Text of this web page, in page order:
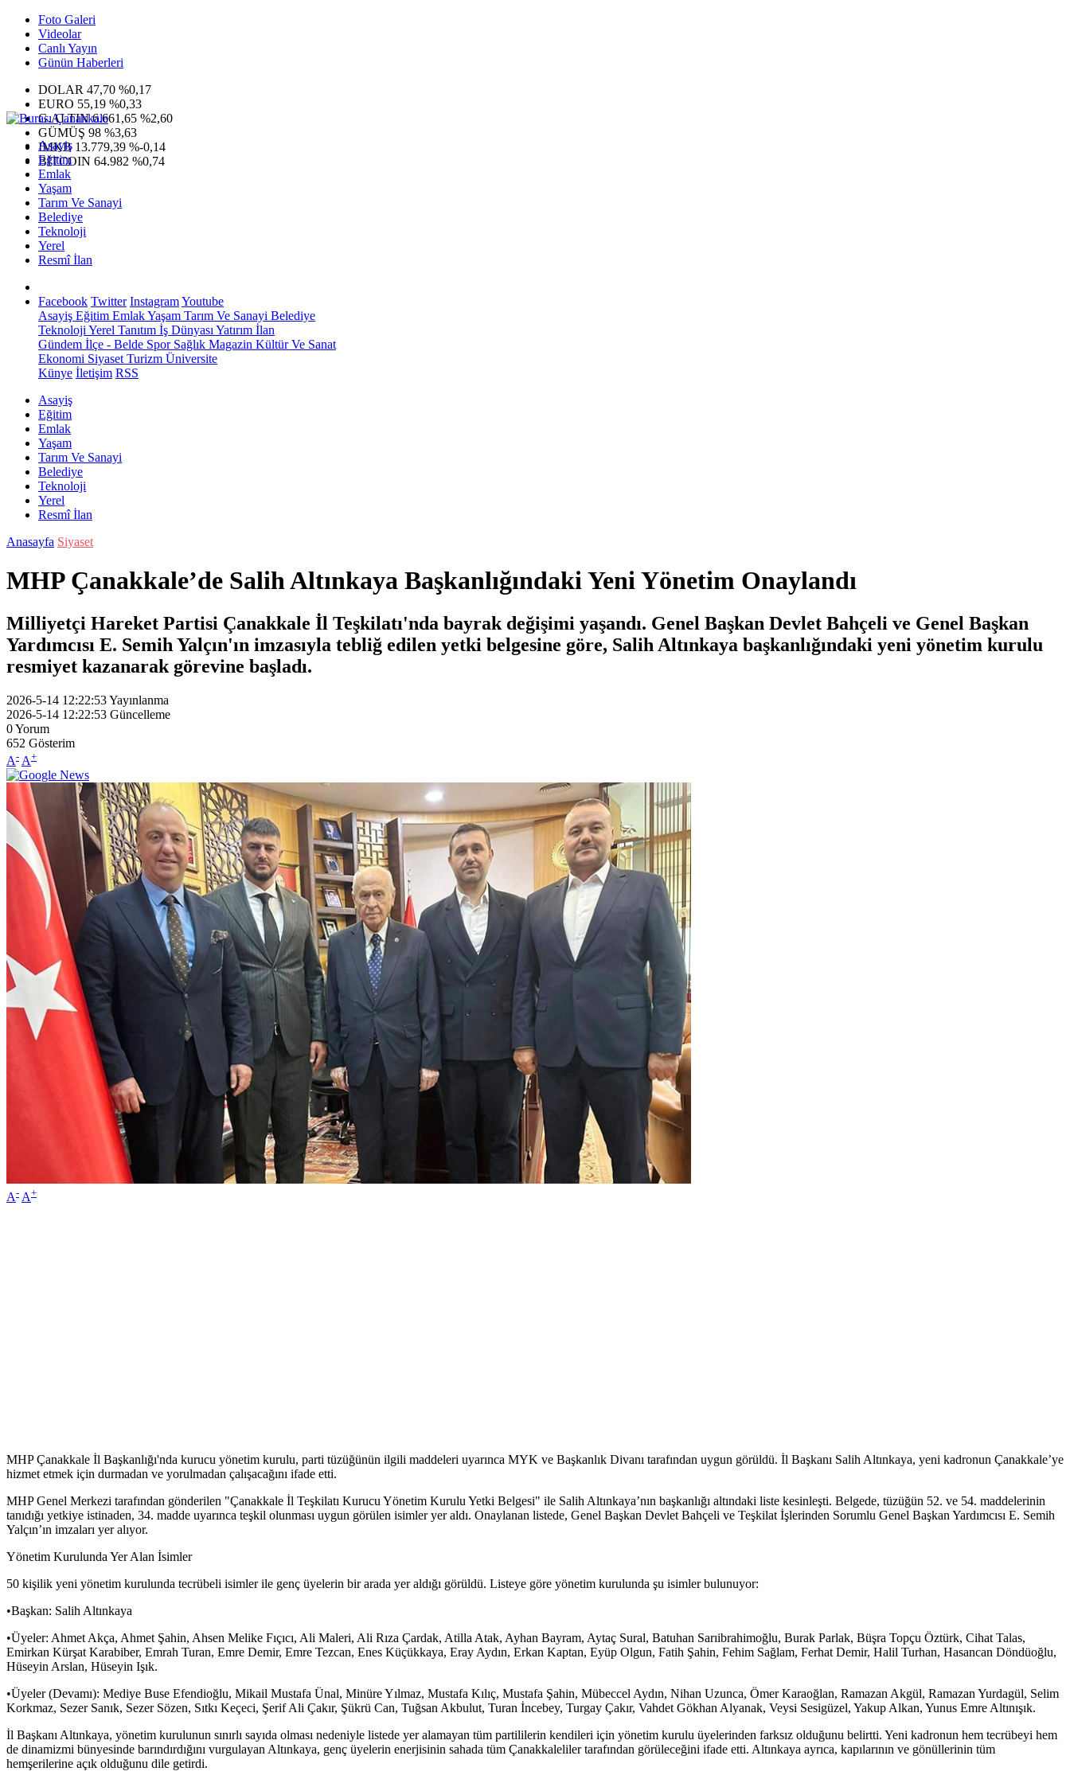
Foto Galeri
Videolar
Canlı Yayın
Günün Haberleri
DOLAR 47,70 %0,17
EURO 55,19 %0,33
G.ALTIN6.661,65 %2,60
GÜMÜŞ 98 %3,63
IMKB 13.779,39 %-0,14
BITCOIN 64.982 %0,74
Asayiş
Eğitim
Emlak
Yaşam
Tarım Ve Sanayi
Belediye
Teknoloji
Yerel
Resmî İlan
Facebook Twitter InstagramYoutube
Asayiş Eğitim EmlakYaşam Tarım Ve Sanayi Belediye
Teknoloji Yerel Tanıtım İş Dünyası Yatırım İlan
Gündem İlçe - Belde SporSağlık Magazin Kültür Ve Sanat
Ekonomi Siyaset Turizm Üniversite
Künye İletişim RSS
Asayiş
Eğitim
Emlak
Yaşam
Tarım Ve Sanayi
Belediye
Teknoloji
Yerel
Resmî İlan
Anasayfa Siyaset
MHP Çanakkale’de Salih Altınkaya Başkanlığındaki Yeni Yönetim Onaylandı
Milliyetçi Hareket Partisi Çanakkale İl Teşkilatı'nda bayrak değişimi yaşandı. Genel Başkan Devlet Bahçeli ve Genel Başkan
Yardımcısı E. Semih Yalçın'ın imzasıyla tebliğ edilen yetki belgesine göre, Salih Altınkaya başkanlığındaki yeni yönetim kurulu
resmiyet kazanarak görevine başladı.
2026-5-14 12:22:53Yayınlanma
2026-5-14 12:22:53 Güncelleme
0Yorum
652 Gösterim
A- A+
A- A+
MHP Çanakkale İl Başkanlığı'nda kurucu yönetim kurulu, parti tüzüğünün ilgili maddeleri uyarınca MYK ve Başkanlık Divanı tarafından uygun görüldü. İl Başkanı Salih Altınkaya, yeni kadronun Çanakkale’ye
hizmet etmek için durmadan ve yorulmadan çalışacağını ifade etti.
MHP Genel Merkezi tarafından gönderilen "Çanakkale İl Teşkilatı Kurucu Yönetim Kurulu Yetki Belgesi" ile Salih Altınkaya’nın başkanlığı altındaki liste kesinleşti. Belgede, tüzüğün 52. ve 54. maddelerinin
tanıdığı yetkiye istinaden, 34. madde uyarınca teşkil olunması uygun görülen isimler yer aldı. Onaylanan listede, Genel Başkan Devlet Bahçeli ve Teşkilat İşlerinden Sorumlu Genel Başkan Yardımcısı E. Semih
Yalçın’ın imzaları yer alıyor.
Yönetim Kurulunda Yer Alan İsimler
50 kişilik yeni yönetim kurulunda tecrübeli isimler ile genç üyelerin bir arada yer aldığı görüldü. Listeye göre yönetim kurulunda şu isimler bulunuyor:
•Başkan: Salih Altınkaya
•Üyeler: Ahmet Akça, Ahmet Şahin, Ahsen Melike Fıçıcı, Ali Maleri, Ali Rıza Çardak, Atilla Atak, Ayhan Bayram, Aytaç Sural, Batuhan Sarıibrahimoğlu, Burak Parlak, Büşra Topçu Öztürk, Cihat Talas,
Emirkan Kürşat Karabiber, Emrah Turan, Emre Demir, Emre Tezcan, Enes Küçükkaya, Eray Aydın, Erkan Kaptan, Eyüp Olgun, Fatih Şahin, Fehim Sağlam, Ferhat Demir, Halil Turhan, Hasancan Döndüoğlu,
Hüseyin Arslan, Hüseyin Işık.
•Üyeler (Devamı): Mediye Buse Efendioğlu, Mikail Mustafa Ünal, Minüre Yılmaz, Mustafa Kılıç, Mustafa Şahin, Mübeccel Aydın, Nihan Uzunca, Ömer Karaoğlan, Ramazan Akgül, Ramazan Yurdagül, Selim
Korkmaz, Sezer Sanık, Sezer Sözen, Sıtkı Keçeci, Şerif Ali Çakır, Şükrü Can, Tuğsan Akbulut, Turan İncebey, Turgay Çakır, Vahdet Gökhan Alyanak, Veysi Sesigüzel, Yakup Alkan, Yunus Emre Altınışık.
İl Başkanı Altınkaya, yönetim kurulunun sınırlı sayıda olması nedeniyle listede yer alamayan tüm partililerin kendileri için yönetim kurulu üyelerinden farksız olduğunu belirtti. Yeni kadronun hem tecrübeyi hem
de dinamizmi bünyesinde barındırdığını vurgulayan Altınkaya, genç üyelerin enerjisinin sahada tüm Çanakkaleliler tarafından görüleceğini ifade etti. Altınkaya ayrıca, kapılarının ve gönüllerinin tüm
hemşerilerine açık olduğunu dile getirdi.